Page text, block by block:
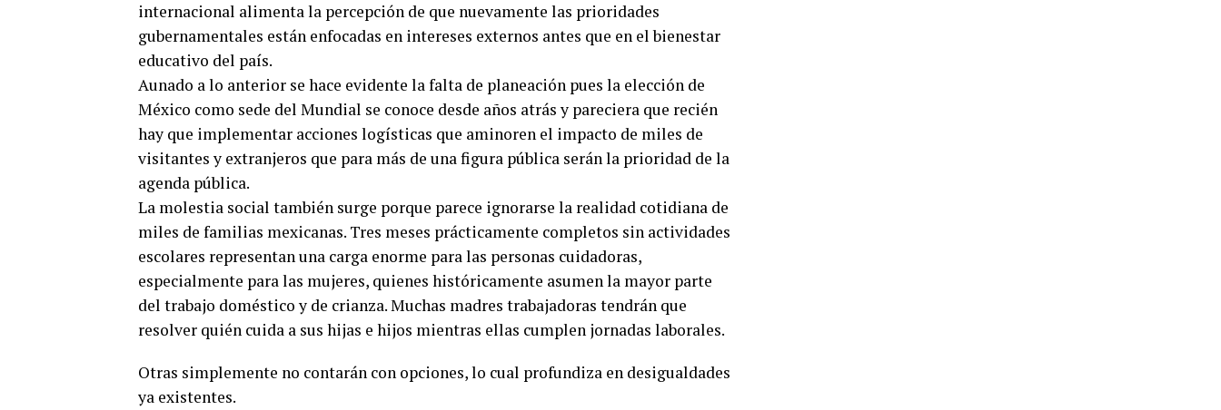
internacional alimenta la percepción de que nuevamente las prioridades
gubernamentales están enfocadas en intereses externos antes que en el bienestar
educativo del país.
Aunado a lo anterior se hace evidente la falta de planeación pues la elección de
México como sede del Mundial se conoce desde años atrás y pareciera que recién
hay que implementar acciones logísticas que aminoren el impacto de miles de
visitantes y extranjeros que para más de una figura pública serán la prioridad de la
agenda pública.
La molestia social también surge porque parece ignorarse la realidad cotidiana de
miles de familias mexicanas. Tres meses prácticamente completos sin actividades
escolares representan una carga enorme para las personas cuidadoras,
especialmente para las mujeres, quienes históricamente asumen la mayor parte
del trabajo doméstico y de crianza. Muchas madres trabajadoras tendrán que
resolver quién cuida a sus hijas e hijos mientras ellas cumplen jornadas laborales.
Otras simplemente no contarán con opciones, lo cual profundiza en desigualdades
ya existentes.